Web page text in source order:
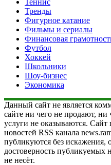
Тренды
Фигурное катание
Фильмы и сериалы
Финансовая
Футбол
Хоккей
Школьники
Шоу-бизнес
Экономика
Данный сайт не является
сайте ни чего не продают,
услуги не оказываются. Сайт
новостей RSS канала
публикуются без искажения,
достоверность публикуемых
не несёт.